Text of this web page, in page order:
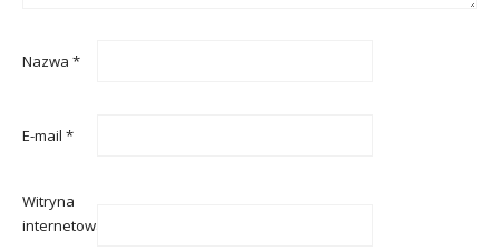
Nazwa *
E-mail *
Witryna
internetowa